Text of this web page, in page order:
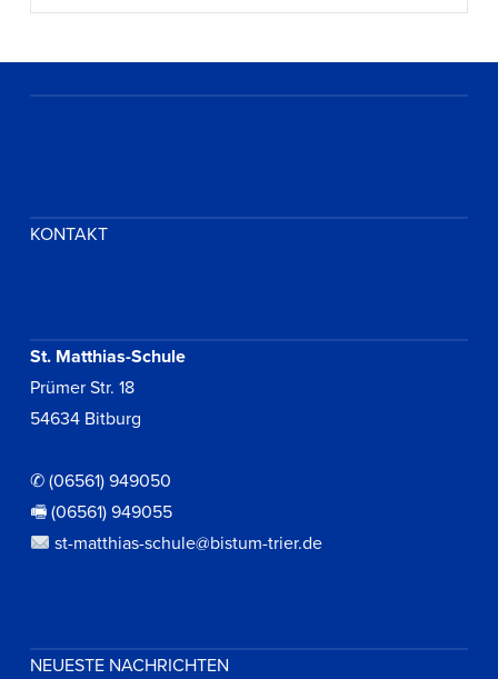
KONTAKT
St. Matthias-Schule
Prümer Str. 18
54634 Bitburg
✆ (06561) 949050
🖷 (06561) 949055
st-matthias-schule@bistum-trier.de
NEUESTE NACHRICHTEN